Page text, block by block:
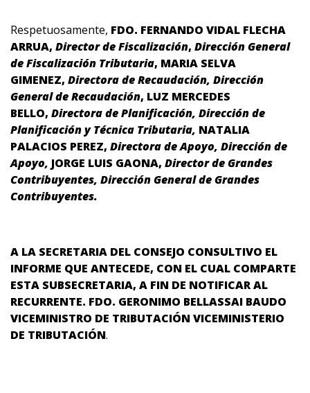
Respetuosamente, FDO. FERNANDO VIDAL FLECHA
ARRUA, Director de Fiscalización, Dirección General
de Fiscalización Tributaria, MARIA SELVA
GIMENEZ, Directora de Recaudación, Dirección
General de Recaudación, LUZ MERCEDES
BELLO, Directora de Planificación, Dirección de
Planificación y Técnica Tributaria, NATALIA
PALACIOS PEREZ, Directora de Apoyo, Dirección de
Apoyo, JORGE LUIS GAONA, Director de Grandes
Contribuyentes, Dirección General de Grandes
Contribuyentes.
A LA SECRETARIA DEL CONSEJO CONSULTIVO EL
INFORME QUE ANTECEDE, CON EL CUAL COMPARTE
ESTA SUBSECRETARIA, A FIN DE NOTIFICAR AL
RECURRENTE. FDO. GERONIMO BELLASSAI BAUDO
VICEMINISTRO DE TRIBUTACIÓNVICEMINISTERIO
DE TRIBUTACIÓN.